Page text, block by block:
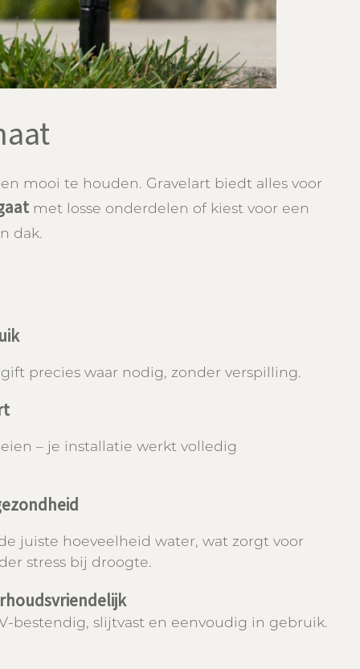
mooi te houden. Gravelart biedt alles voor
met losse onderdelen of kiest voor een
dak.
precies waar nodig, zonder verspilling.
– je installatie werkt volledig
juiste hoeveelheid water, wat zorgt voor
stress bij droogte.
bestendig, slijtvast en eenvoudig in gebruik.